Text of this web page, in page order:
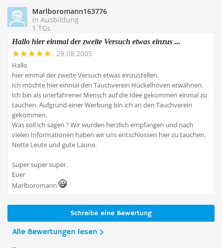
Marlboromann163776
in Ausbildung
1 TGs
Hallo hier einmal der zweite Versuch etwas einzus ...
29.08.2005
Hallo
hier einmal der zweite Versuch etwas einzustellen.
Ich möchte hier einmal den Tauchverein Hückelhoven erwähnen.
Ich bin als unerfahrener Mensch auf die Idee gekommen einmal zu
tauchen. Aufgrund einer Werbung bin ich an den Tauchverein
gekommen.
Was soll ich sagen ? Wir wurden herzlich empfangen und nach
vielen Informationen haben wir uns entschlossen hier zu tauchen.
Nette Leute und gute Laune.
Super super super.
Euer
Marlboromann
Schreibe eine Bewertung
Alle Bewertungen lesen